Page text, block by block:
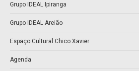
Grupo IDEAL Ipiranga
Grupo IDEAL Areião
Espaço Cultural Chico Xavier
Agenda